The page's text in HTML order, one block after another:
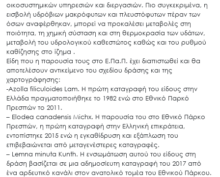
οικοσυστημικών υπηρεσιών και διεργασιών. Πιο συγκεκριμένα, η
εισβολή υδρόβιων μακρόφυτων και πλευστόφυτων πέραν των
όσων αναφέρθηκαν, μπορεί να προκαλέσει μεταβολές στη
ποιότητα, τη χημική σύσταση και στη θερμοκρασία των υδάτων,
μεταβολή του υδρολογικού καθεστώτος καθώς και του ρυθμού
καθίζησης στο ίζημα .
Είδη που η παρουσία τους στο Ε.Πα.Π. έχει διαπιστωθεί και θα
αποτελέσουν αντικείμενο του σχεδίου δράσης και της
χαρτογράφησης:
-Azolla filiculoides Lam. Η πρώτη καταγραφή του είδους στην
Ελλάδα πραγματοποιήθηκε το 1982 ενώ στο Εθνικό Παρκό
Πρεσπών το 2011.
– Elodea canadensis Michx. Η παρουσία του στο Εθνικό Πάρκο
Πρεσπών, η πρώτη καταγραφή στην Ελληνική επικράτεια,
εντοπίστηκε 2015 ενώ η εγκαθίδρυση και εξάπλωση του
επιβεβαιώνεται από μεταγενέστερες καταγραφές.
– Lemna minuta Kunth. Η ενσωμάτωση αυτού του είδους στη
δράση βασίζεται σε μια αδημοσίευτη καταγραφή του 2017 από
ένα αρδευτικό κανάλι στον ανατολικό τομέα του Εθνικού Πάρκου.